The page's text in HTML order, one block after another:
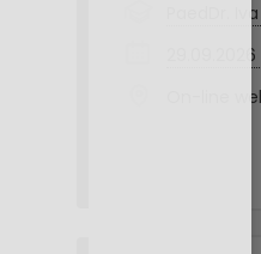
PaedDr.
On-line